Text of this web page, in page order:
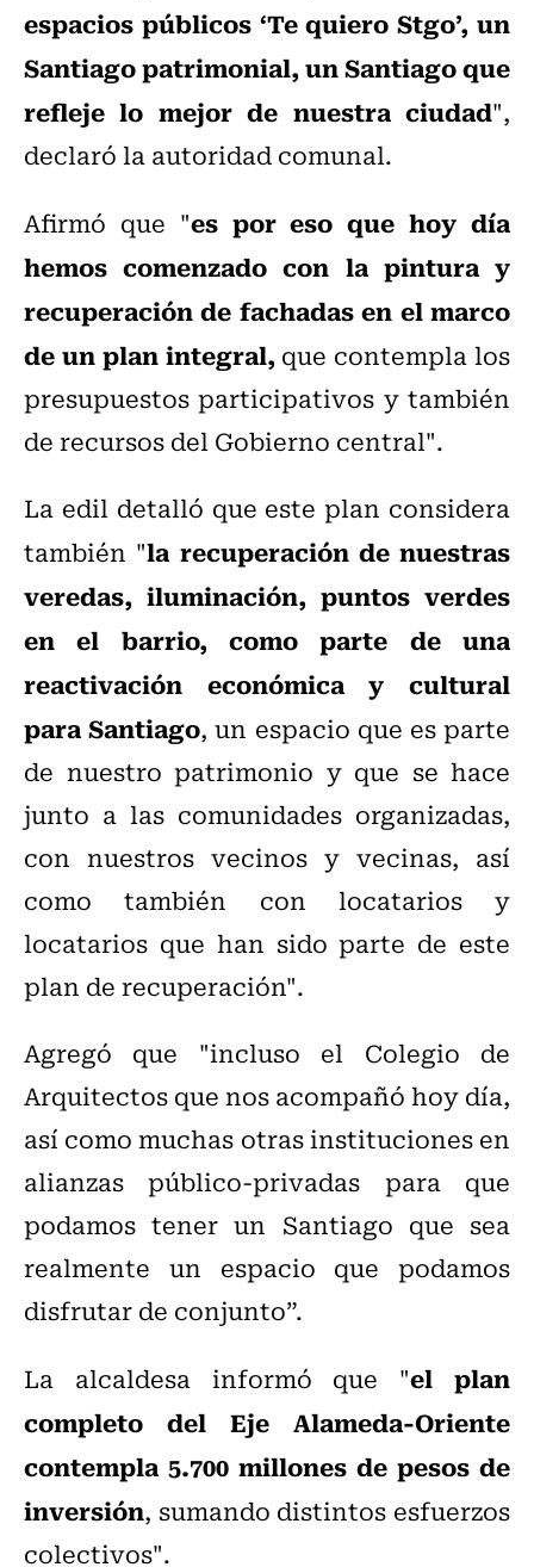
espacios públicos ‘Te quiero Stgo’, un
Santiago patrimonial, un Santiago que
refleje lo mejor de nuestra ciudad",
declaró la autoridad comunal.
Afirmó que "es por eso que hoy día
hemos comenzado con la pintura y
recuperación de fachadas en el marco
de un plan integral,que contempla los
presupuestos participativos y también
de recursos del Gobierno central".
La edil detalló que este plan considera
también "la recuperación de nuestras
veredas, iluminación, puntos verdes
en el barrio, como parte de una
reactivación económica y cultural
para Santiago, un espacio que es parte
de nuestro patrimonio y que se hace
junto a las comunidades organizadas,
con nuestros vecinos y vecinas, así
como también con locatarios y
locatarios que han sido parte de este
plan de recuperación".
Agregó que "incluso el Colegio de
Arquitectos que nos acompañó hoy día,
así como muchas otras instituciones en
alianzas público-privadas para que
podamos tener un Santiago que sea
realmente un espacio que podamos
disfrutar de conjunto”.
La alcaldesa informó que "el plan
completo del Eje Alameda-Oriente
contempla 5.700 millones de pesos de
inversión, sumando distintos esfuerzos
colectivos".